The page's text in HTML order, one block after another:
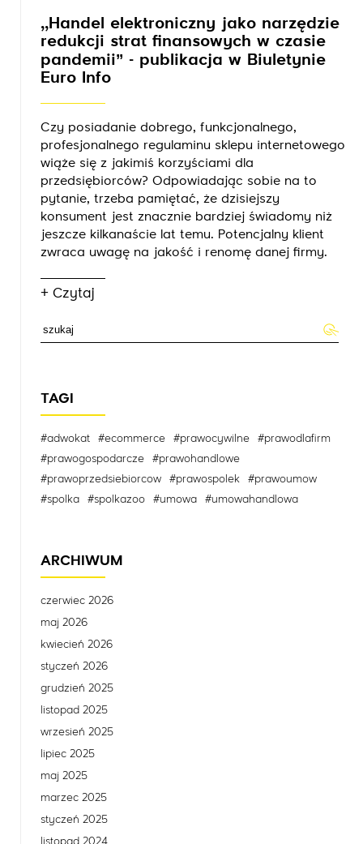
,,Handel elektroniczny jako narzędzie
redukcji strat finansowych w czasie
pandemii’’ - publikacja w Biuletynie
Euro Info
Czy posiadanie dobrego, funkcjonalnego,
profesjonalnego regulaminu sklepu internetowego
wiąże się z jakimiś korzyściami dla
przedsiębiorców? Odpowiadając sobie na to
pytanie, trzeba pamiętać, że dzisiejszy
konsument jest znacznie bardziej świadomy niż
jeszcze kilkanaście lat temu. Potencjalny klient
zwraca uwagę na jakość i renomę danej firmy.
+ Czytaj
TAGI
#adwokat #ecommerce #prawocywilne
#prawodlafirm
#prawogospodarcze
#prawohandlowe
#prawoprzedsiebiorcow
#prawospolek
#prawoumow
#spolka
#spolkazoo #umowa #umowahandlowa
ARCHIWUM
czerwiec 2026
maj 2026
kwiecień 2026
styczeń 2026
grudzień 2025
listopad 2025
wrzesień 2025
lipiec 2025
maj 2025
marzec 2025
styczeń 2025
listopad 2024